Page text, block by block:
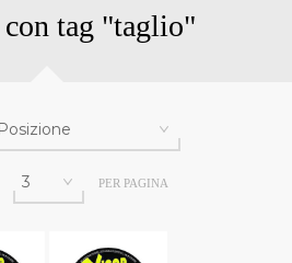
tag "taglio"
PER PAGINA